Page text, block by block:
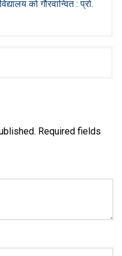
को गौरवान्वित : प्रो.
Required fields